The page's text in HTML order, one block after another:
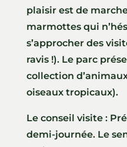
plaisir est de
marmottes qui
s’approcher des
ravis !). Le parc
collection
oiseaux tropicaux).
Le conseil visite :
demi-journée. Le